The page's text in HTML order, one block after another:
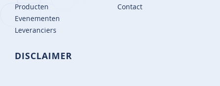
Producten
Evenementen
Leveranciers
Contact
DISCLAIMER